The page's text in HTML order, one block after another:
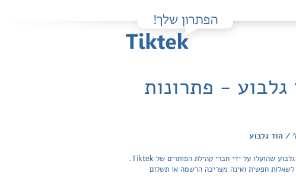
א' / הוד גלבוע - פתרונות
פה תוכלו למצוא בקלות ובחינם פתרונות מלאים ותשובות מפורטות לשאלות מהספר מתמטיקה ויזואלית - 803 אנליזה א' / הוד גלבוע שהועלו על ידי חברי קהילת הפותרים של Tiktek.
והצפייה בכל התשובות לשאלות חפשית ואינה מצריכה הרשמה או תשלום